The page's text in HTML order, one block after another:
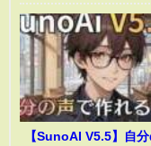
【SunoAI V5.5】自